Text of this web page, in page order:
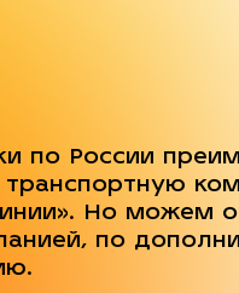
по России
транспортную
Но можем
по